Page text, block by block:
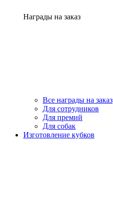
Награды на заказ
Все награды на заказ
Для сотрудников
Для премий
Для собак
Изготовление кубков